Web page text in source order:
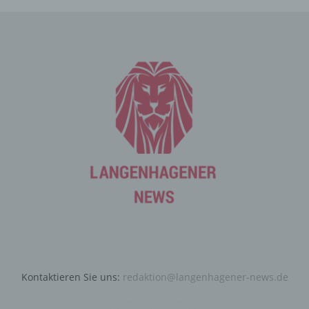
Kontaktieren Sie uns: redaktion@langenhagener-news.de
verarbeiteten personenbezogenen Daten
sicherzustellen. Die anonymen Daten der Server-Logfiles
werden getrennt von allen durch eine betroffene Person
angegebenen personenbezogenen Daten gespeichert.
Registrierung auf unserer
Die betroffene Person hat die Möglichkeit, sich auf der
Internetseite des für die Verarbeitung Verantwortlichen
die für die Registrierung verwendet wird. Die von der